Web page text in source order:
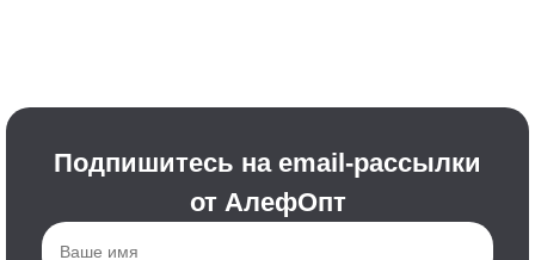
Подпишитесь на email-рассылки
от АлефОпт